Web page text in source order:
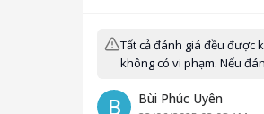
Tất cả đánh giá đều được
không có vi phạm. Nếu
B Bùi Phúc Uyên